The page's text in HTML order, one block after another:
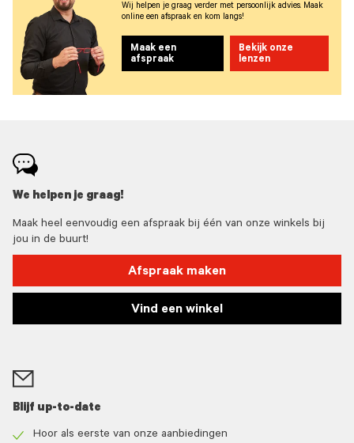
Wij helpen je graag verder met persoonlijk advies. Maak
online een afspraak en kom langs!
Maak een
afspraak
Bekijk onze
lenzen
We helpen je graag!
Maak heel eenvoudig een afspraak bij één van onze winkels bij
jou in de buurt!
Afspraak maken
Vind een winkel
Blijf up-to-date
Hoor als eerste van onze aanbiedingen